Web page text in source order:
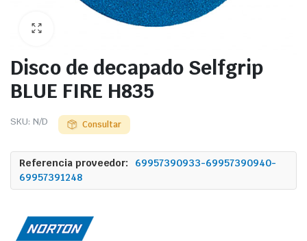
Disco de decapado Selfgrip
BLUE FIRE H835
SKU: N/D Consultar
Referencia proveedor:
69957390933-69957390940-
69957391248